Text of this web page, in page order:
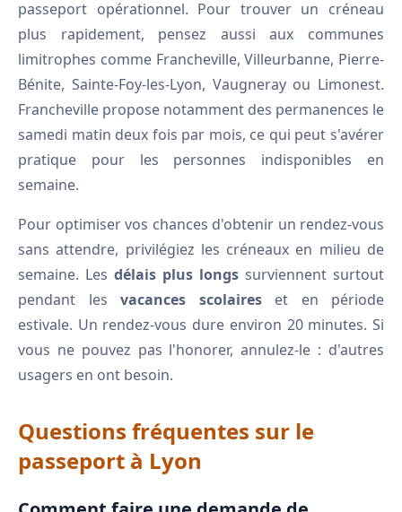
passeport opérationnel. Pour trouver un créneau
plus rapidement, pensez aussi aux communes
limitrophes comme Francheville, Villeurbanne, Pierre-
Bénite, Sainte-Foy-les-Lyon, Vaugneray ou Limonest.
Francheville propose notamment des permanences le
samedi matin deux fois par mois, ce qui peut s'avérer
pratique pour les personnes indisponibles en
semaine.
Pour optimiser vos chances d'obtenir un rendez-vous
sans attendre, privilégiez les créneaux en milieu de
semaine. Les délais plus longs surviennent surtout
pendant les vacances scolaireset en période
estivale. Un rendez-vous dure environ 20 minutes. Si
vous ne pouvez pas l'honorer, annulez-le : d'autres
usagers en ont besoin.
Questions fréquentes sur le
passeport à Lyon